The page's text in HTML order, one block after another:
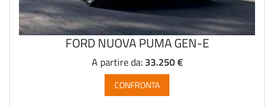
FORD NUOVA PUMA GEN-E
A partire da: 33.250 €
CONFRONTA